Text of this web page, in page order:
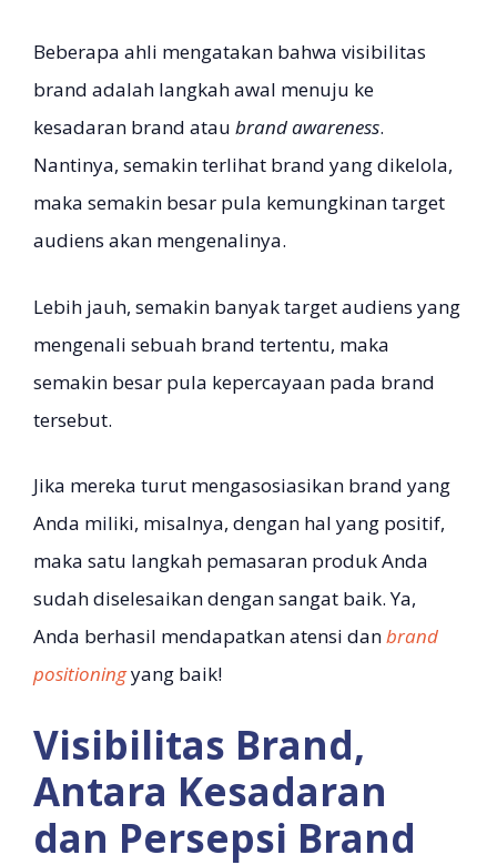
Beberapa ahli mengatakan bahwa visibilitas
brand adalah langkah awal menuju ke
kesadaran brand atau brand awareness.
Nantinya, semakin terlihat brand yang dikelola,
maka semakin besar pula kemungkinan target
audiens akan mengenalinya.
Lebih jauh, semakin banyak target audiens yang
mengenali sebuah brand tertentu, maka
semakin besar pula kepercayaan pada brand
tersebut.
Jika mereka turut mengasosiasikan brand yang
Anda miliki, misalnya, dengan hal yang positif,
maka satu langkah pemasaran produk Anda
sudah diselesaikan dengan sangat baik. Ya,
Anda berhasil mendapatkan atensi danbrand
positioningyang baik!
Visibilitas Brand,
Antara Kesadaran
dan Persepsi Brand